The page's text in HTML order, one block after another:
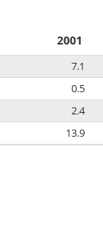
2001
7.1
0.5
2.4
13.9